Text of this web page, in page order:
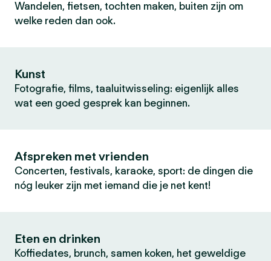
Wandelen, fietsen, tochten maken, buiten zijn om
welke reden dan ook.
Kunst
Fotografie, films, taaluitwisseling: eigenlijk alles
wat een goed gesprek kan beginnen.
Afspreken met vrienden
Concerten, festivals, karaoke, sport: de dingen die
nóg leuker zijn met iemand die je net kent!
Eten en drinken
Koffiedates, brunch, samen koken, het geweldige